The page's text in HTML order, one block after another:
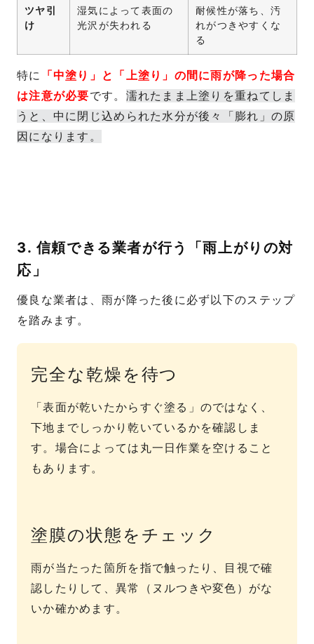
ツヤ引
け
湿気によって表面の
光沢が失われる
耐候性が落ち、汚
れがつきやすくな
る
特に
「中塗り」と「上塗り」の間に雨が降った場合
は注意が必要です。 濡れたまま上塗りを重ねてしま
うと、中に閉じ込められた水分が後々「膨れ」の原
因になります。
3. 信頼できる業者が行う「雨上がりの対
応」
優良な業者は、雨が降った後に必ず以下のステップ
を踏みます。
完全な乾燥を待つ
「表面が乾いたからすぐ塗る」のではなく、
下地までしっかり乾いているかを確認しま
す。場合によっては丸一日作業を空けること
もあります。
塗膜の状態をチェック
雨が当たった箇所を指で触ったり、目視で確
認したりして、異常（ヌルつきや変色）がな
いか確かめます。